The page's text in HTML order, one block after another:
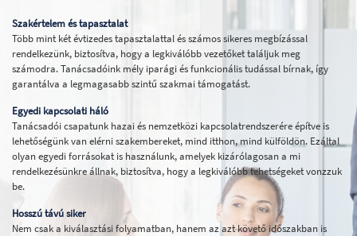
Szakértelem és tapasztalat
Több mint két évtizedes tapasztalattal és számos sikeres megbízással
rendelkezünk, biztosítva, hogy a legkiválóbb vezetőket találjuk meg
számodra. Tanácsadóink mély iparági és funkcionális tudással bírnak, így
garantálva a legmagasabb szintű szakmai támogatást.
Egyedi kapcsolati háló
Tanácsadói csapatunk hazai és nemzetközi kapcsolatrendszerére építve is
lehetőségünk van elérni szakembereket, mind itthon, mind külföldön. Ezáltal
olyan egyedi forrásokat is használunk, amelyek kizárólagosan a mi
rendelkezésünkre állnak, biztosítva, hogy a legkiválóbb tehetségeket vonzzuk
be.
Hosszú távú siker
Nem csak a kiválasztási folyamatban, hanem az azt követő időszakban is